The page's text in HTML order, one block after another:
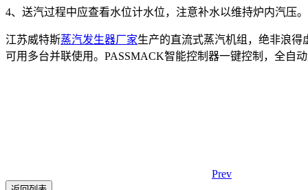
4、送汽过程中应查看水位计水位，注意补水以维持炉内汽压。
江苏威特斯蒸汽发生器厂家生产的直流式蒸汽机组，绝非浪得
可用多台并联使用。PASSMACK智能控制器一键控制，全自
Prev